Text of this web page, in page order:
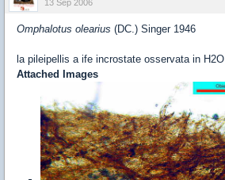
13 Sep 2006
Omphalotus olearius (DC.) Singer 1946
la pileipellis a ife incrostate osservata in H2O
Attached Images